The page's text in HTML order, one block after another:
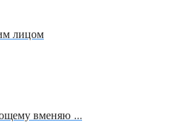
лицом
вменяю …